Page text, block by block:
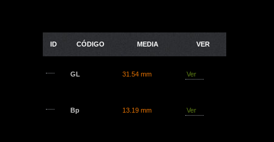
ID CÓDIGO MEDIA VER
GL 31.54 mm Ver
Bp 13.19 mm Ver